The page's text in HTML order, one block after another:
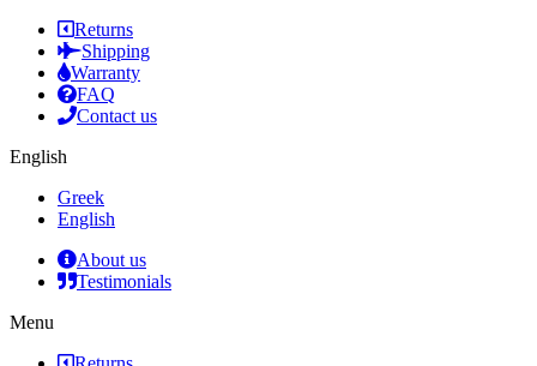
Returns
Shipping
Warranty
FAQ
Contact us
English
Greek
English
About us
Testimonials
Menu